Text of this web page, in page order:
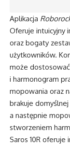
Aplikacja
Oferuje intuicyjny
oraz bogaty
użytkowników.
może
i harmonogram
mopowania oraz
brakuje domyślnej
a następnie
stworzeniem
Saros 10R oferuje